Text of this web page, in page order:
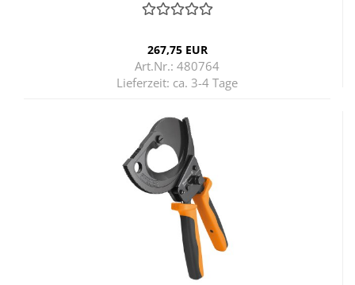
267,75 EUR
Art.Nr.: 480764
Lieferzeit: ca. 3-4 Tage